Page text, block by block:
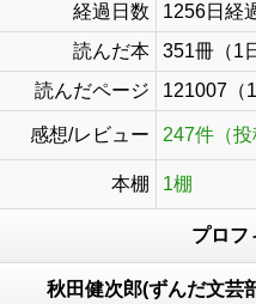
経過日数
1256日経
読んだ本
351冊（1
読んだページ
121007（
感想/レビュー 247件（投
本棚 1棚
プロフ
秋田健次郎(ずんだ文芸